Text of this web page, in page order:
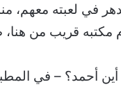
في لعبته معهم،
مكتبه قريب من
أحمد؟ – في